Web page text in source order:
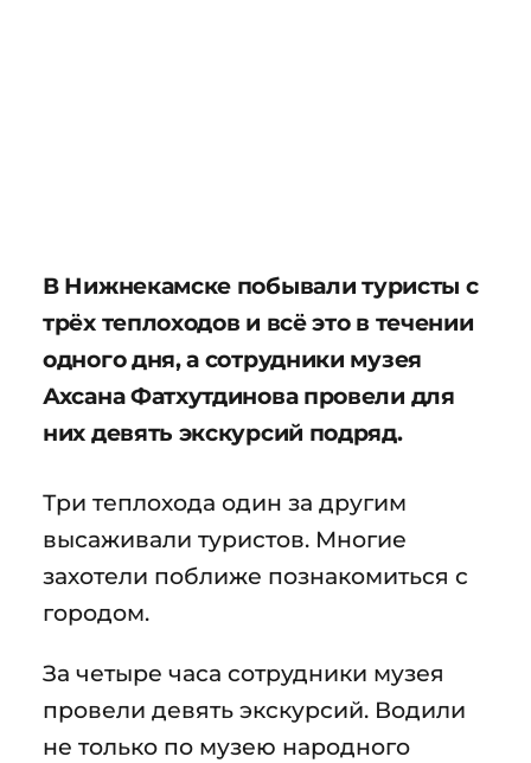
В Нижнекамске побывали туристы с
трёх теплоходов и всё это в течении
одного дня, а сотрудники музея
Ахсана Фатхутдинова провели для
них девять экскурсий подряд.
Три теплохода один за другим
высаживали туристов. Многие
захотели поближе познакомиться с
городом.
За четыре часа сотрудники музея
провели девять экскурсий. Водили
не только по музею народного